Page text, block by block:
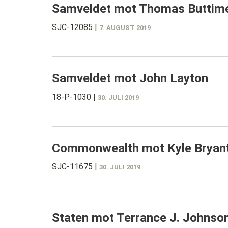
Samveldet mot Thomas
SJC-12085 | 7. AUGUST 2019
Samveldet mot John Layton
18-P-1030 | 30. JULI 2019
Commonwealth mot Kyle
SJC-11675 | 30. JULI 2019
Staten mot Terrance J.